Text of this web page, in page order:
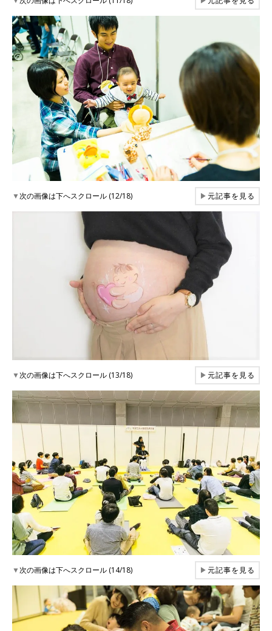
▼次の画像は下へスクロール (12/18) ▶元記事を見る
▼次の画像は下へスクロール (13/18) ▶元記事を見る
▼次の画像は下へスクロール (14/18) ▶元記事を見る